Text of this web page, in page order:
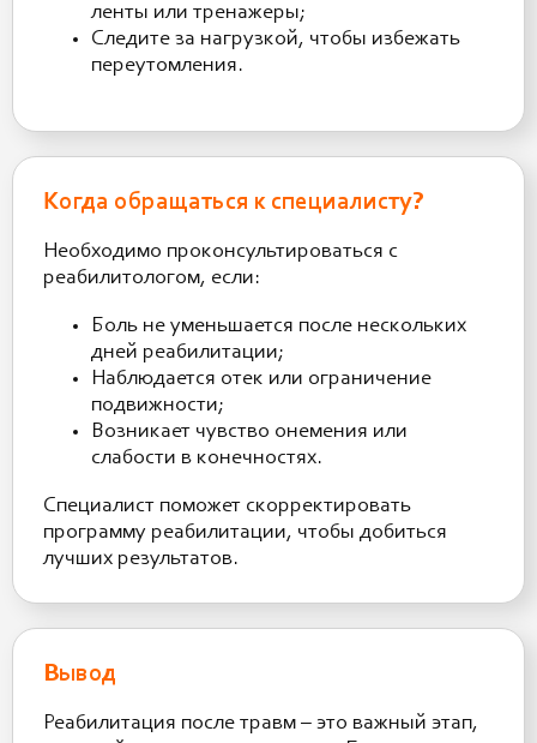
ленты или тренажеры;
Следите за нагрузкой, чтобы избежать
переутомления.
Когда обращаться к специалисту?
Необходимо проконсультироваться с
реабилитологом, если:
Боль не уменьшается после нескольких
дней реабилитации;
Наблюдается отек или ограничение
подвижности;
Возникает чувство онемения или
слабости в конечностях.
Специалист поможет скорректировать
программу реабилитации, чтобы добиться
лучших результатов.
Вывод
Реабилитация после травм – это важный этап,